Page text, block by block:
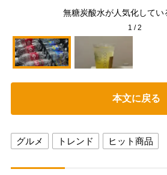
無糖炭酸水が人気化してい
1 /2
本文に戻る
グルメ トレンド ヒット商品